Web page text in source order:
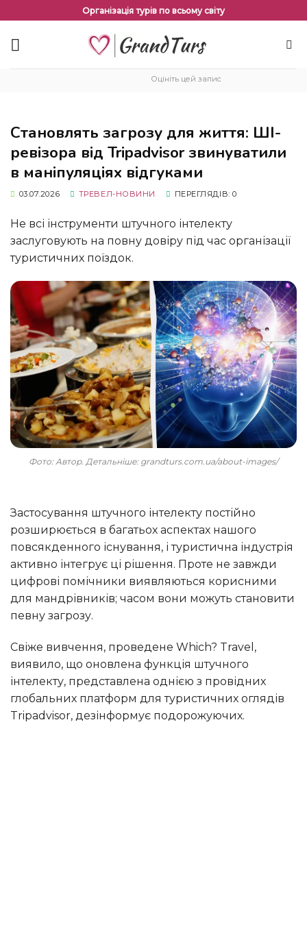
змісту
Організація турів по всьому світу
Оцініть цей запис
Становлять загрозу для життя: ШІ-
ревізора від Tripadvisor звинуватили
в маніпуляціях відгуками
03.07.2026 ТРЕВЕЛ-НОВИНИ ПЕРЕГЛЯДІВ: 0
Не всі інструменти штучного інтелекту
заслуговують на повну довіру під час організації
туристичних поїздок.
Фото: Автор. Детальніше: grandturs.com.ua/about-images/
Застосування штучного інтелекту постійно
розширюється в багатьох аспектах нашого
повсякденного існування, і туристична індустрія
активно інтегрує ці рішення. Проте не завжди
цифрові помічники виявляються корисними
для мандрівників; часом вони можуть становити
певну загрозу.
Свіже вивчення, проведене Which? Travel,
виявило, що оновлена функція штучного
інтелекту, представлена однією з провідних
глобальних платформ для туристичних оглядів
Tripadvisor, дезінформує подорожуючих.